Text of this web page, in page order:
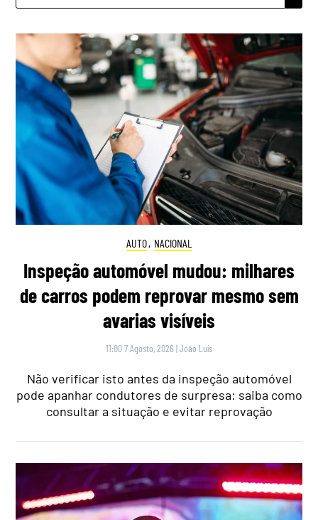
AUTO, NACIONAL
Inspeção automóvel mudou: milhares
de carros podem reprovar mesmo sem
avarias visíveis
11:00 7 Agosto, 2026 |João Luís
Não verificar isto antes da inspeção automóvel
pode apanhar condutores de surpresa: saiba como
consultar a situação e evitar reprovação